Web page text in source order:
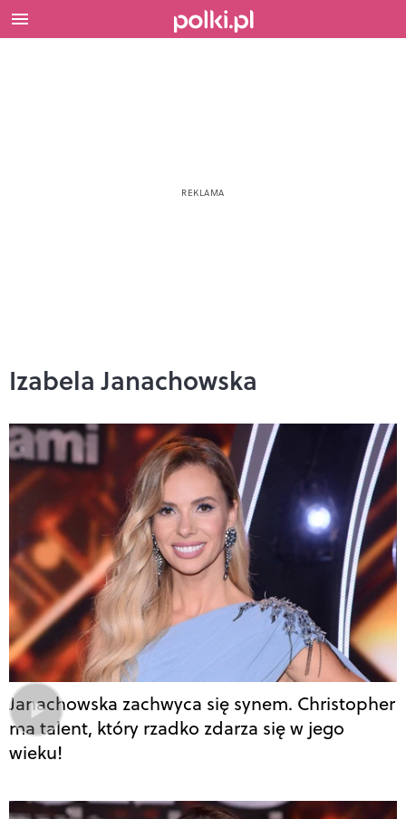
Izabela Janachowska
Janachowska zachwyca się synem. Christopher
ma talent, który rzadko zdarza się w jego
wieku!